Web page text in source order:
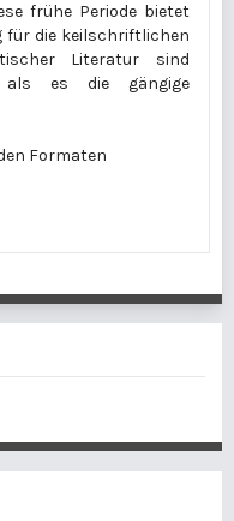
frühe Periode bietet
für die keilschriftlichen
Literatur sind
als es die gängige
Formaten